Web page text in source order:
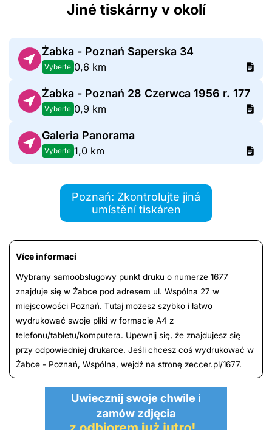
Jiné tiskárny v okolí
Żabka - Poznań Saperska 34
Vyberte 0,6 km
Żabka - Poznań 28 Czerwca 1956 r. 177
Vyberte 0,9 km
Galeria Panorama
Vyberte 1,0 km
Poznań: Zkontrolujte jiná
umístění tiskáren
Více informací
Wybrany samoobsługowy punkt druku o numerze 1677
znajduje się w Żabce pod adresem ul. Wspólna 27 w
miejscowości Poznań. Tutaj możesz szybko i łatwo
wydrukować swoje pliki w formacie A4 z
telefonu/tabletu/komputera. Upewnij się, że znajdujesz się
przy odpowiedniej drukarce. Jeśli chcesz coś wydrukować w
Żabce - Poznań, Wspólna, wejdź na stronę zeccer.pl/1677.